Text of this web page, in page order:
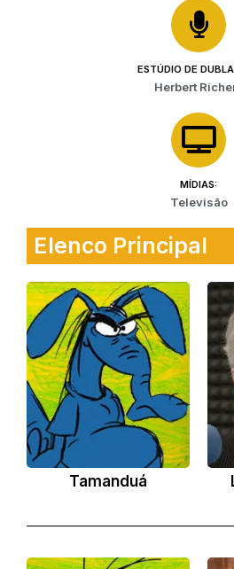
ESTÚDIO DE
Herbert
MÍDIAS:
Televisão
Elenco Principal
Tamanduá